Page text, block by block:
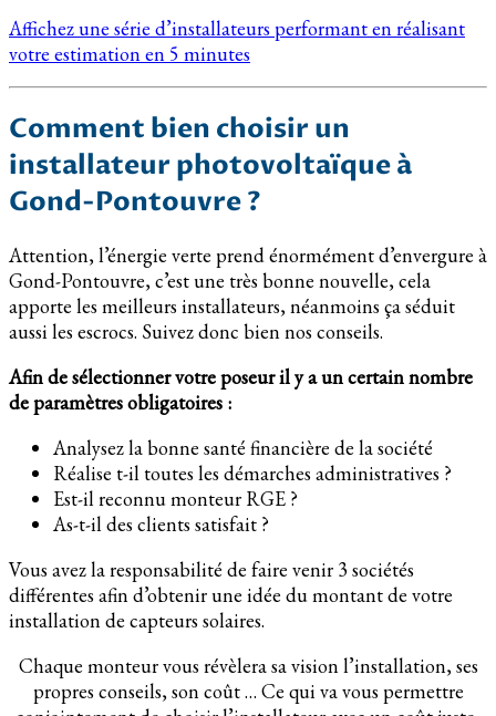
Affichez une série d’installateurs performant en réalisant
votre estimation en 5 minutes
Comment bien choisir un
installateur photovoltaïque à
Gond-Pontouvre ?
Attention, l’énergie verte prend énormément d’envergure à
Gond-Pontouvre, c’est une très bonne nouvelle, cela
apporte les meilleurs installateurs, néanmoins ça séduit
aussi les escrocs. Suivez donc bien nos conseils.
Afin de sélectionner votre poseur il y a un certain nombre
de paramètres obligatoires :
Analysez la bonne santé financière de la société
Réalise t-il toutes les démarches administratives ?
Est-il reconnu monteur RGE ?
As-t-il des clients satisfait ?
Vous avez la responsabilité de faire venir 3 sociétés
différentes afin d’obtenir une idée du montant de votre
installation de capteurs solaires.
Chaque monteur vous révèlera sa vision l’installation, ses
propres conseils, son coût … Ce qui va vous permettre